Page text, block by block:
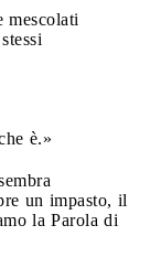
mescolati
è.»
un impasto, il
la Parola di